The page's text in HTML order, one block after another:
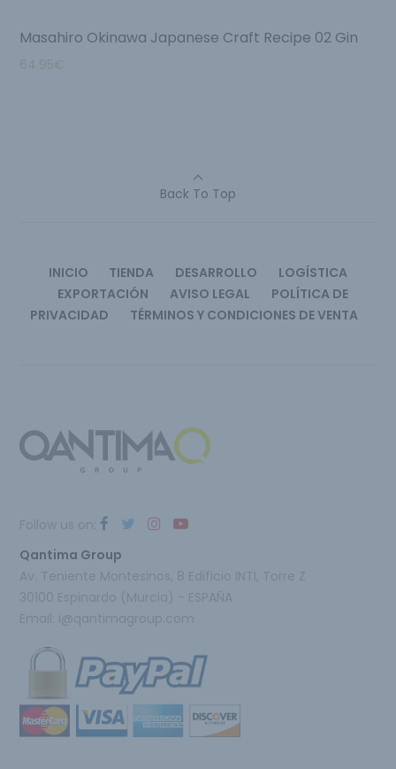
Masahiro Okinawa Japanese Craft Recipe 02 Gin
64.95€
Back To Top
INICIO TIENDA DESARROLLO
LOGÍSTICA
EXPORTACIÓN
AVISO LEGAL
POLÍTICA DE
PRIVACIDAD
TÉRMINOS Y CONDICIONES DE VENTA
Qantima Group